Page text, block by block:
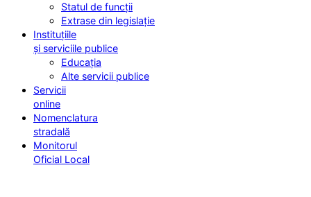
Statul de funcții
Extrase din legislație
Instituțiile
și serviciile publice
Educația
Alte servicii publice
Servicii
online
Nomenclatura
stradală
Monitorul
Oficial Local